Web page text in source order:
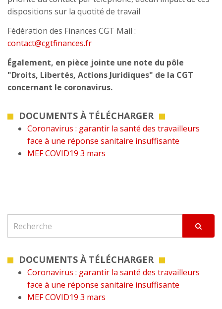
dispositions sur la quotité de travail
Fédération des Finances CGT Mail :
contact@cgtfinances.fr
Également, en pièce jointe une note du pôle
"Droits, Libertés, Actions Juridiques" de la CGT
concernant le coronavirus.
DOCUMENTS À TÉLÉCHARGER
Coronavirus : garantir la santé des travailleurs
face à une réponse sanitaire insuffisante
MEF COVID19 3 mars
DOCUMENTS À TÉLÉCHARGER
Coronavirus : garantir la santé des travailleurs
face à une réponse sanitaire insuffisante
MEF COVID19 3 mars